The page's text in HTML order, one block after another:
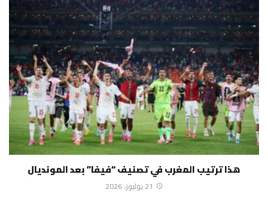
هذا ترتيب المغرب في تصنيف “فيفا” بعد المونديال
21 يوليوز، 2026